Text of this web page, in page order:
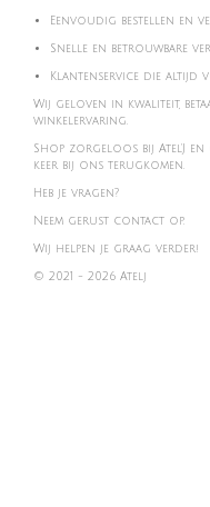
Eenvoudig bestellen en
Snelle en betrouwbare
Klantenservice die altijd
Wij geloven in kwaliteit,
winkelervaring.
Shop zorgeloos bij Atel'J
keer bij ons terugkomen.
Heb je vragen?
Neem gerust contact op.
Wij helpen je graag verder!
© 2021 - 2026 Atelj